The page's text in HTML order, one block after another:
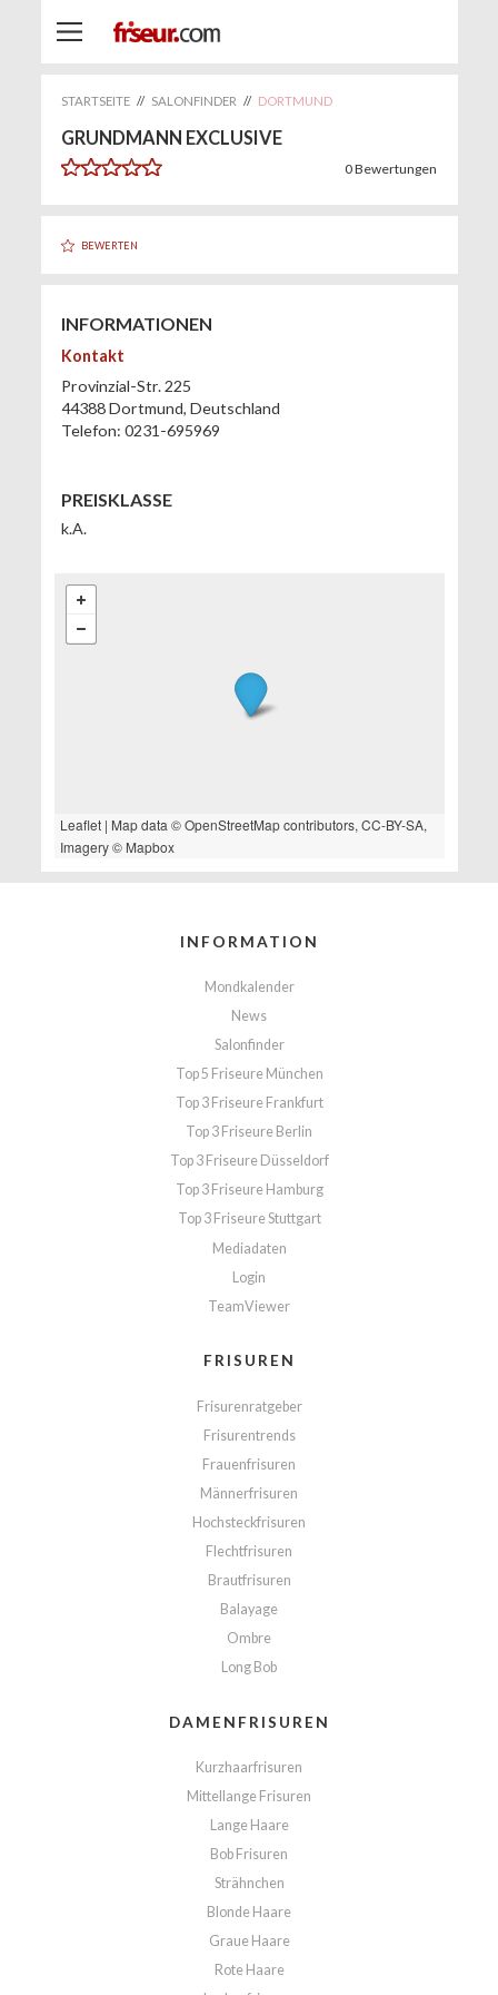
STARTSEITE // SALONFINDER // DORTMUND
GRUNDMANN EXCLUSIVE
0Bewertungen
BEWERTEN
INFORMATIONEN
Kontakt
Provinzial-Str. 225
44388Dortmund, Deutschland
Telefon: 0231-695969
PREISKLASSE
k.A.
Leaflet| Map data ©OpenStreetMapcontributors, CC-BY-SA,
Imagery © Mapbox
INFORMATION
Mondkalender
News
Salonfinder
Top 5 Friseure München
Top 3 Friseure Frankfurt
Top 3 Friseure Berlin
Top 3 Friseure Düsseldorf
Top 3 Friseure Hamburg
Top 3 Friseure Stuttgart
Mediadaten
Login
TeamViewer
FRISUREN
Frisurenratgeber
Frisurentrends
Frauenfrisuren
Männerfrisuren
Hochsteckfrisuren
Flechtfrisuren
Brautfrisuren
Balayage
Ombre
Long Bob
DAMENFRISUREN
Kurzhaarfrisuren
Mittellange Frisuren
Lange Haare
Bob Frisuren
Strähnchen
Blonde Haare
Graue Haare
Rote Haare